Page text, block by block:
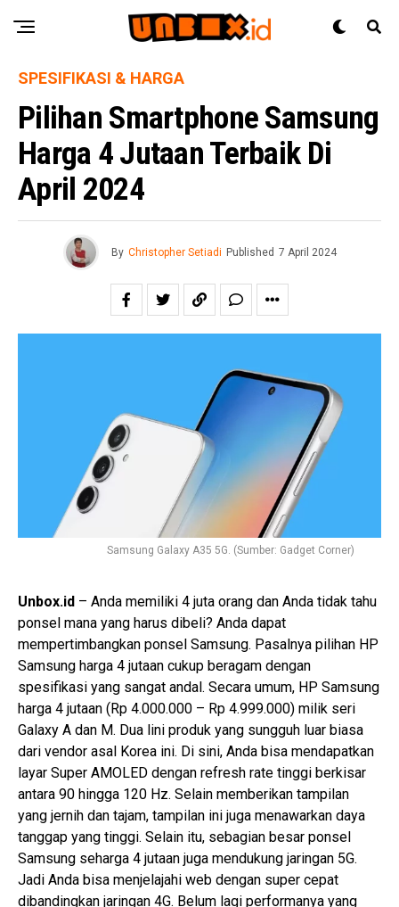
SPESIFIKASI & HARGA
Pilihan Smartphone Samsung
Harga 4 Jutaan Terbaik Di
April 2024
By Christopher Setiadi Published 7 April 2024
Samsung Galaxy A35 5G. (Sumber: Gadget Corner)
Unbox.id – Anda memiliki 4 juta orang dan Anda tidak tahu
ponsel mana yang harus dibeli? Anda dapat
mempertimbangkan ponsel Samsung. Pasalnya pilihan HP
Samsung harga 4 jutaan cukup beragam dengan
spesifikasi yang sangat andal. Secara umum, HP Samsung
harga 4 jutaan (Rp 4.000.000 – Rp 4.999.000) milik seri
Galaxy A dan M. Dua lini produk yang sungguh luar biasa
dari vendor asal Korea ini. Di sini, Anda bisa mendapatkan
layar Super AMOLED dengan refresh rate tinggi berkisar
antara 90 hingga 120 Hz. Selain memberikan tampilan
yang jernih dan tajam, tampilan ini juga menawarkan daya
tanggap yang tinggi. Selain itu, sebagian besar ponsel
Samsung seharga 4 jutaan juga mendukung jaringan 5G.
Jadi Anda bisa menjelajahi web dengan super cepat
dibandingkan jaringan 4G. Belum lagi performanya yang